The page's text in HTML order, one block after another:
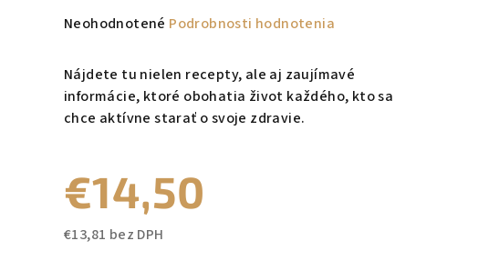
Priemerné
produktu
je
0,0
hviezdičiek.
Neohodnotené Podrobnosti hodnotenia
Nájdete tu nielen recepty, ale aj zaujímavé
informácie, ktoré obohatia život každého, kto sa
chce aktívne starať o svoje zdravie.
€14,50
€13,81 bez DPH